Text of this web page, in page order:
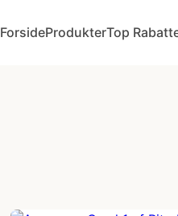
ForsideProdukterTop